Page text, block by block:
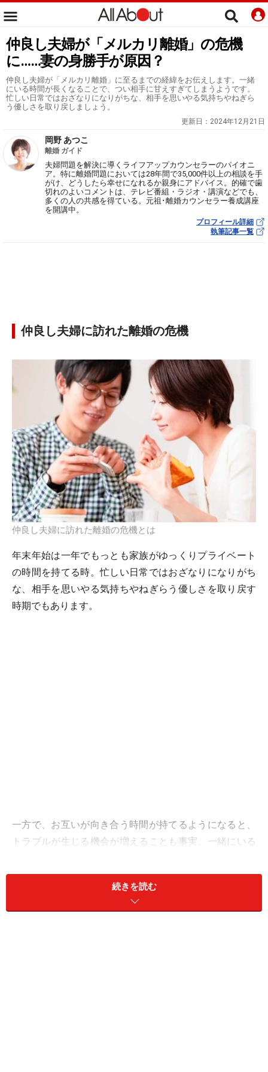
仲良し夫婦が「メルカリ離婚」の危機
に……妻の身勝手が原因？
仲良し夫婦が「メルカリ離婚」に至るまでの経緯をお伝えします。一緒
にいる時間が長くなることで、つい相手に甘えすぎてしまうようです。
忙しい日常ではおざなりになりがちな、相手を思いやる気持ちやねぎら
う優しさを取り戻しましょう。
更新日： 2024年12月21日
岡野 あつこ
離婚 ガイド
夫婦問題を解決に導くライフアップカウンセラーのパイオニ
ア。特に離婚問題においては28年間で35,000件以上の相談を手
がけ、どうしたら幸せになれるか親身にアドバイス。的確で歯
切れのよいコメントは、テレビ番組・ラジオ・講演などでも、
多くの人の共感を得ている。元祖･離婚カウンセラー養成講座
を開講中。
プロフィール詳細
執筆記事一覧
仲良し夫婦に訪れた離婚の危機
仲良し夫婦に訪れた離婚の危機とは
年末年始は一年でもっとも家族がゆっくりプライベート
の時間を持てる時。忙しい日常ではおざなりになりがち
な、相手を思いやる気持ちやねぎらう優しさを取り戻す
時期でもあります。
一方で、お互いが向き合う時間が持てるようになると、
トラブルが生じる機会が増えることも事実。一緒にいる
うです。
実際、年末年始のような少し長めの休暇中に夫婦の危機
続きを読む